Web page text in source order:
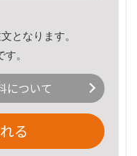
となります。
。
について
る